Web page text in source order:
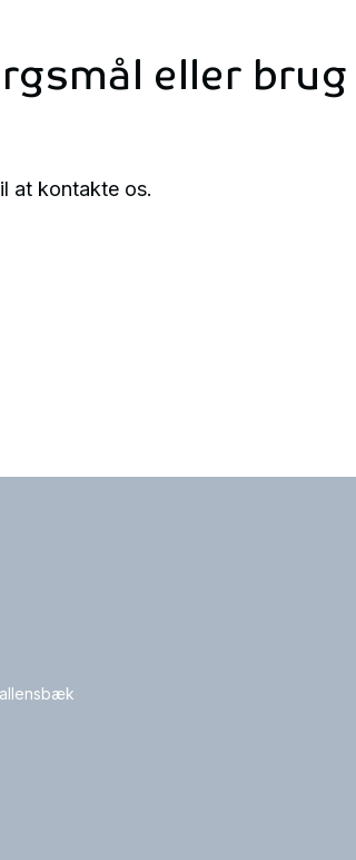
eller brug
at kontakte os.